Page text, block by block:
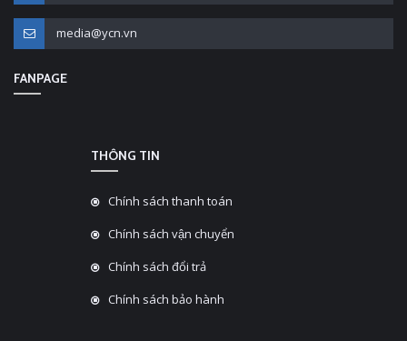
media@ycn.vn
FANPAGE
THÔNG TIN
Chính sách thanh toán
Chính sách vận chuyển
Chính sách đổi trả
Chính sách bảo hành